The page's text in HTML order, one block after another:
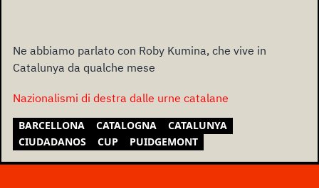
Ne abbiamo parlato con Roby Kumina, che vive in
Catalunya da qualche mese
Nazionalismi di destra dalle urne catalane
BARCELLONA CATALOGNA
CATALUNYA
CIUDADANOS
CUP PUIDGEMONT